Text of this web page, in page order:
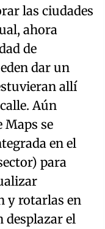
las ciudades
ahora
de
dar un
allí
Aún
Maps se
en el
para
y rotarlas en
desplazar el